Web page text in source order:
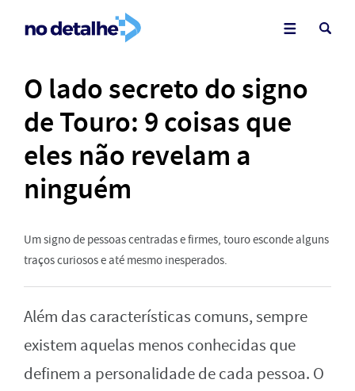
O lado secreto do signo
de Touro: 9 coisas que
eles não revelam a
ninguém
Um signo de pessoas centradas e firmes, touro esconde alguns
traços curiosos e até mesmo inesperados.
Além das características comuns, sempre
existem aquelas menos conhecidas que
definem a personalidade de cada pessoa. O